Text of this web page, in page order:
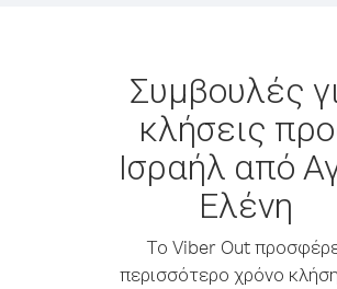
Συμβουλές
κλήσεις
Ισραήλ από
Ελένη
Το Viber Out
περισσότερο χρόνο